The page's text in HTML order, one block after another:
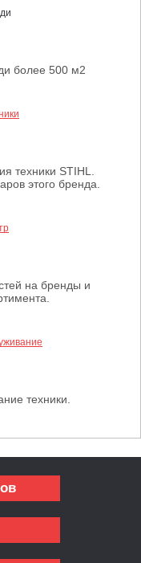
более 500 м2
техники STIHL.
этого бренда.
на бренды и
техники.